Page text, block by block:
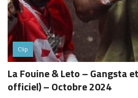
Clip
La Fouine & Leto – Gangsta
officiel) – Octobre 2024